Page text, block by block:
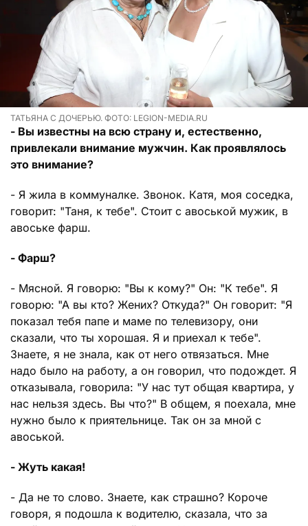
ТАТЬЯНА С ДОЧЕРЬЮ. ФОТО: LEGION-MEDIA.RU
- Вы известны на всю страну и, естественно,
привлекали внимание мужчин. Как проявлялось
это внимание?
- Я жила в коммуналке. Звонок. Катя, моя соседка,
говорит: "Таня, к тебе". Стоит с авоськой мужик, в
авоське фарш.
- Фарш?
- Мясной. Я говорю: "Вы к кому?" Он: "К тебе". Я
говорю: "А вы кто? Жених? Откуда?" Он говорит: "Я
показал тебя папе и маме по телевизору, они
сказали, что ты хорошая. Я и приехал к тебе".
Знаете, я не знала, как от него отвязаться. Мне
надо было на работу, а он говорил, что подождет. Я
отказывала, говорила: "У нас тут общая квартира, у
нас нельзя здесь. Вы что?" В общем, я поехала, мне
нужно было к приятельнице. Так он за мной с
авоськой.
- Жуть какая!
- Да не то слово. Знаете, как страшно? Короче
говоря, я подошла к водителю, сказала, что за